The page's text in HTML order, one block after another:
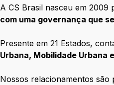
A CS Brasil nasceu em 2009
com uma governança que
Presente em 21 Estados,
Urbana, Mobilidade Urbana
Nossos relacionamentos são